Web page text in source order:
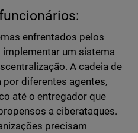
enfrentados pelos
um sistema
A cadeia de
diferentes agentes,
até o entregador que
a ciberataques.
precisam